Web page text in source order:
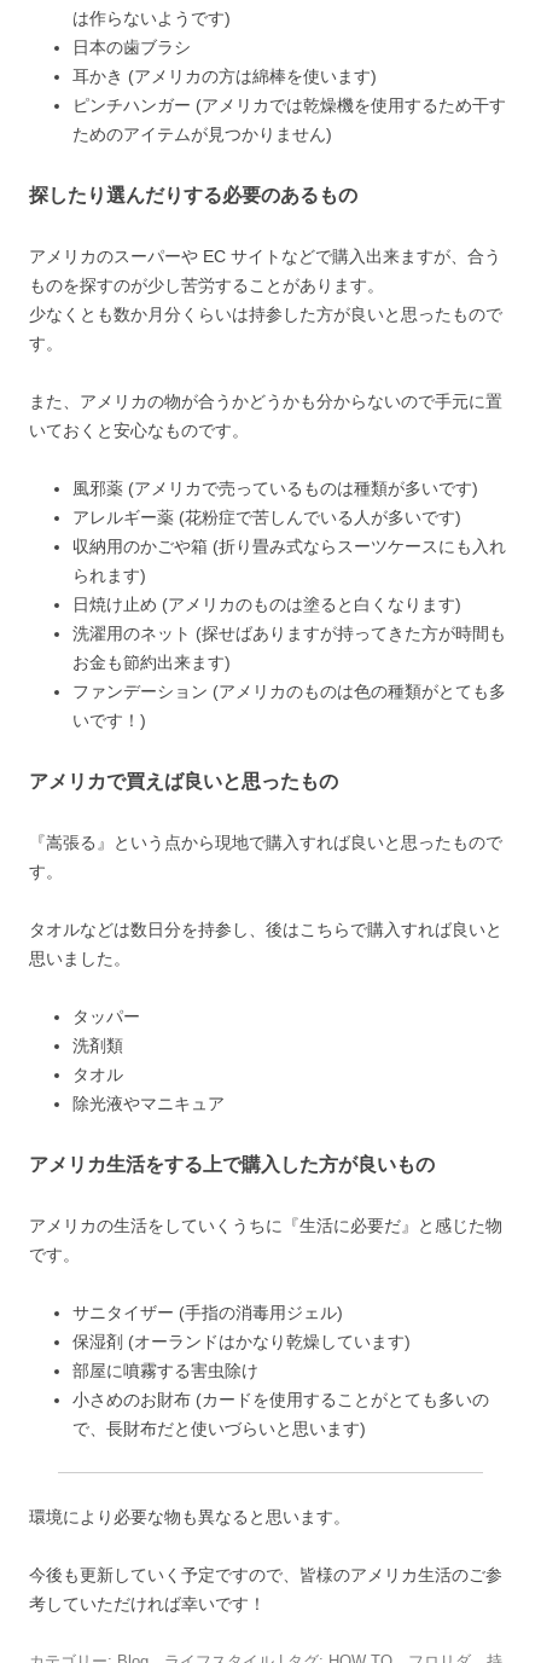
は作らないようです)
日本の歯ブラシ
耳かき (アメリカの方は綿棒を使います)
ピンチハンガー (アメリカでは乾燥機を使用するため干す
ためのアイテムが見つかりません)
探したり選んだりする必要のあるもの
アメリカのスーパーや EC サイトなどで購入出来ますが、合う
ものを探すのが少し苦労することがあります。
少なくとも数か月分くらいは持参した方が良いと思ったもので
す。
また、アメリカの物が合うかどうかも分からないので手元に置
いておくと安心なものです。
風邪薬 (アメリカで売っているものは種類が多いです)
アレルギー薬 (花粉症で苦しんでいる人が多いです)
収納用のかごや箱 (折り畳み式ならスーツケースにも入れ
られます)
日焼け止め (アメリカのものは塗ると白くなります)
洗濯用のネット (探せばありますが持ってきた方が時間も
お金も節約出来ます)
ファンデーション (アメリカのものは色の種類がとても多
いです！)
アメリカで買えば良いと思ったもの
『嵩張る』という点から現地で購入すれば良いと思ったもので
す。
タオルなどは数日分を持参し、後はこちらで購入すれば良いと
思いました。
タッパー
洗剤類
タオル
除光液やマニキュア
アメリカ生活をする上で購入した方が良いもの
アメリカの生活をしていくうちに『生活に必要だ』と感じた物
です。
サニタイザー (手指の消毒用ジェル)
保湿剤 (オーランドはかなり乾燥しています)
部屋に噴霧する害虫除け
小さめのお財布 (カードを使用することがとても多いの
で、長財布だと使いづらいと思います)
環境により必要な物も異なると思います。
今後も更新していく予定ですので、皆様のアメリカ生活のご参
考していただければ幸いです！